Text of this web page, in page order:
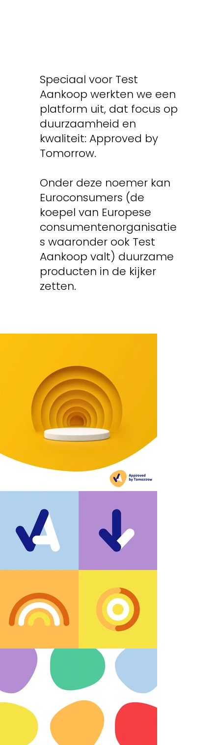
Speciaal voor Test
Aankoop werkten we een
platform uit, dat focus op
duurzaamheid en
kwaliteit: Approved by
Tomorrow.
Onder deze noemer kan
Euroconsumers (de
koepel van Europese
consumentenorganisatie
s waaronder ook Test
Aankoop valt) duurzame
producten in de kijker
zetten.